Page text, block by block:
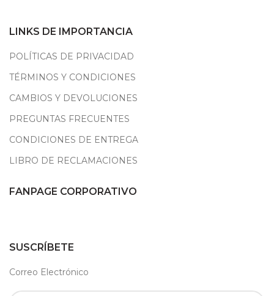
LINKS DE IMPORTANCIA
POLÍTICAS DE PRIVACIDAD
TÉRMINOS Y CONDICIONES
CAMBIOS Y DEVOLUCIONES
PREGUNTAS FRECUENTES
CONDICIONES DE ENTREGA
LIBRO DE RECLAMACIONES
FANPAGE CORPORATIVO
SUSCRÍBETE
Correo Electrónico